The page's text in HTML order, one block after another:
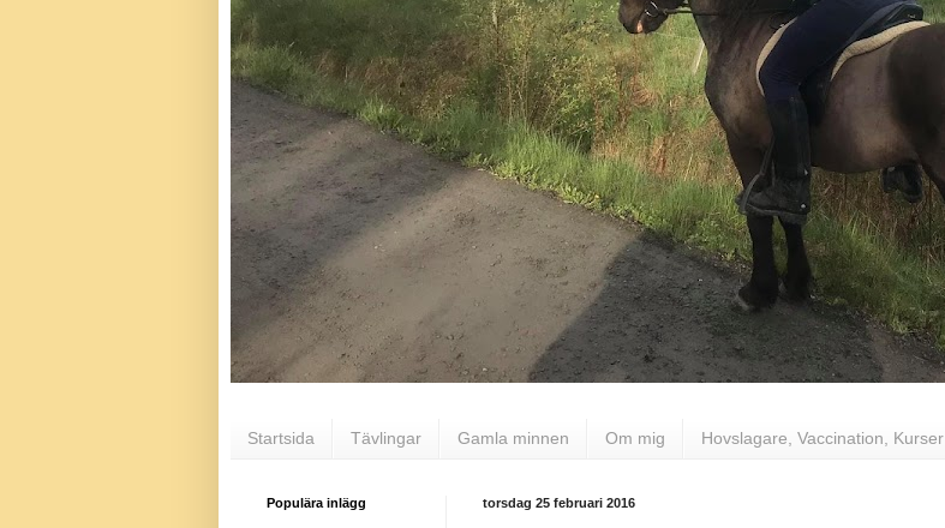
Startsida Tävlingar Gamla minnen Om mig Hovslagare, Vaccination, Kurser
torsdag 25 februari 2016
Populära inlägg